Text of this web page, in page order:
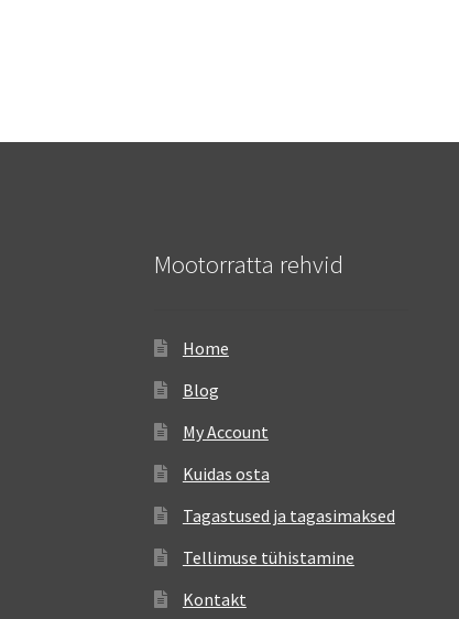
Mootorratta rehvid
Home
Blog
My Account
Kuidas osta
Tagastused ja tagasimaksed
Tellimuse tühistamine
Kontakt